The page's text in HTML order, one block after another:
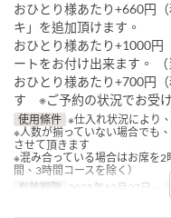
おひとり様あたり+660円
キ」を追加頂けます。
おひとり様あたり+1000円
ートをお付け出来ます。 （
おひとり様あたり+700円
す ※ご予約の状況でお受
使用條件 ※仕入れ状況により
※人数が揃っていない場合でも
させて頂きます
※混み合っている場合はお席を
間、3時間コースを除く）
有效期限 2025年12月27日 ~